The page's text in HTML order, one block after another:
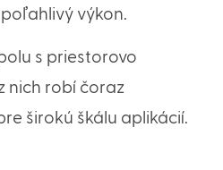
výkon.
s priestorovo
nich robí čoraz
širokú škálu aplikácií.